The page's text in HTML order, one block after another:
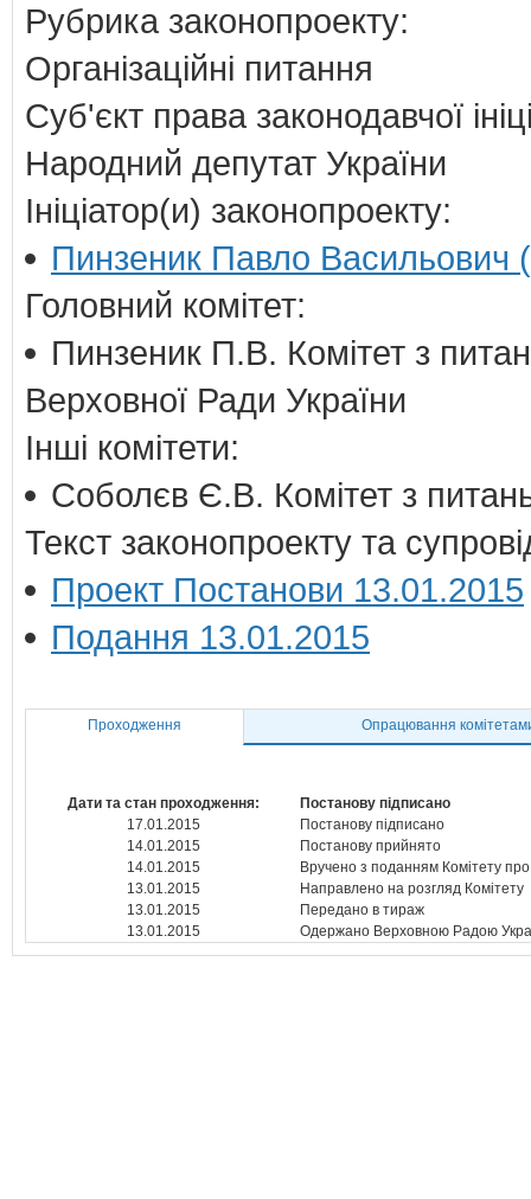
Рубрика законопроекту:
Організаційні питання
Суб'єкт права законодавчої
Народний депутат України
Ініціатор(и) законопроекту:
Пинзеник Павло Васильович
Головний комітет:
Пинзеник П.В. Комітет з
Верховної Ради України
Інші комітети:
Соболєв Є.В. Комітет з питань
Текст законопроекту та
Проект Постанови 13.01.2015
Подання 13.01.2015
Проходження Опрацювання
Дати та стан проходження:
Постанову підписано
17.01.2015
Постанову підписано
14.01.2015
Постанову прийнято
14.01.2015
Вручено з поданням Комітету
13.01.2015
Направлено на розгляд Комітету
13.01.2015
Передано в тираж
13.01.2015
Одержано Верховною Радою